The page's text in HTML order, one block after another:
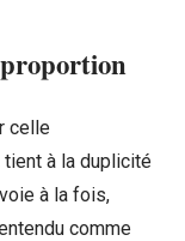
celle
tient à la duplicité
à la fois,
comme